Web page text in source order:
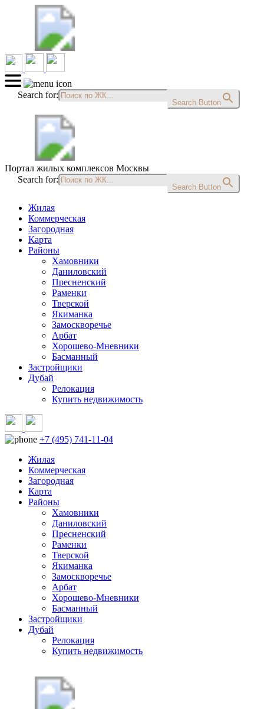
Search for:
Search Button
Портал жилых комплексов Москвы
Search for:
Search Button
Жилая
Коммерческая
Загородная
Карта
Районы
Хамовники
Даниловский
Пресненский
Раменки
Тверской
Якиманка
Замоскворечье
Арбат
Хорошево-Мневники
Басманный
Застройщики
Дубай
Релокация
Купить недвижимость
+7 (495) 741-11-04
Жилая
Коммерческая
Загородная
Карта
Районы
Хамовники
Даниловский
Пресненский
Раменки
Тверской
Якиманка
Замоскворечье
Арбат
Хорошево-Мневники
Басманный
Застройщики
Дубай
Релокация
Купить недвижимость